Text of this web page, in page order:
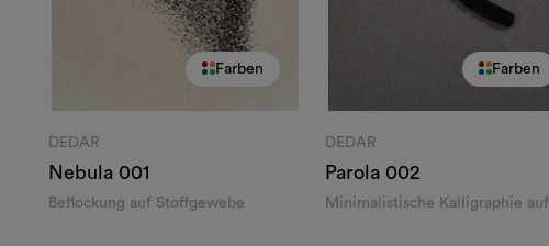
Farben
DEDAR
Nebula 001
Beflockung auf Stoffgewebe
Farben
DEDAR
Parola 002
Minimalistische Kalligraphie auf